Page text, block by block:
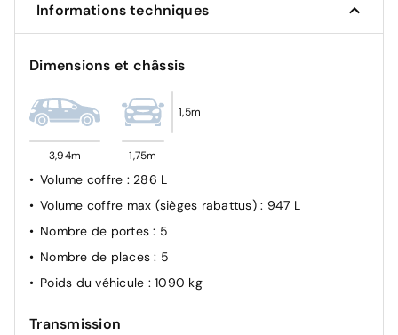
Informations techniques
Dimensions et châssis
3,94m 1,75m
1,5m
Volume coffre : 286 L
Volume coffre max (sièges rabattus) : 947 L
Nombre de portes: 5
Nombre de places: 5
Poids du véhicule : 1090 kg
Transmission